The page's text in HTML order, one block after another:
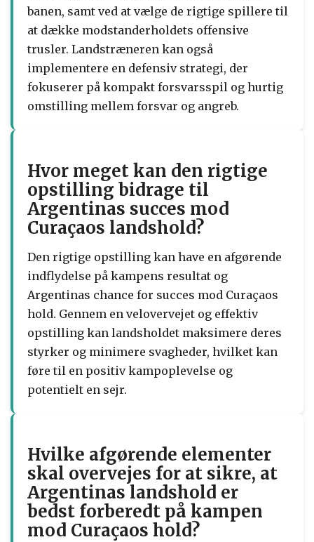
banen, samt ved at vælge de rigtige spillere til
at dække modstanderholdets offensive
trusler. Landstræneren kan også
implementere en defensiv strategi, der
fokuserer på kompakt forsvarsspil og hurtig
omstilling mellem forsvar og angreb.
Hvor meget kan den rigtige
opstilling bidrage til
Argentinas succes mod
Curaçaos landshold?
Den rigtige opstilling kan have en afgørende
indflydelse på kampens resultat og
Argentinas chance for succes mod Curaçaos
hold. Gennem en velovervejet og effektiv
opstilling kan landsholdet maksimere deres
styrker og minimere svagheder, hvilket kan
føre til en positiv kampoplevelse og
potentielt en sejr.
Hvilke afgørende elementer
skal overvejes for at sikre, at
Argentinas landshold er
bedst forberedt på kampen
mod Curaçaos hold?